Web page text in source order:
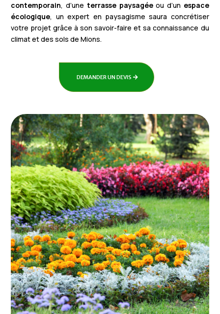
contemporain, d’une terrasse paysagéeou d’un espace
écologique, un expert en paysagisme saura concrétiser
votre projet grâce à son savoir-faire et sa connaissance du
climat et des sols de Mions.
DEMANDER UN DEVIS